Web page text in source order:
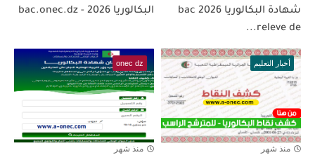
شهادة البكالوريا 2026 bac
releve de...
البكالوريا 2026 - bac.onec.dz
أخبار التعليم
منذ شهر
onec dz
منذ شهر